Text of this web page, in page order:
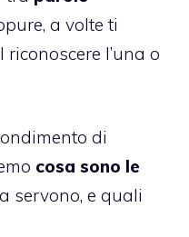
a volte ti
l’una o
di
cosa sono le
servono, e quali